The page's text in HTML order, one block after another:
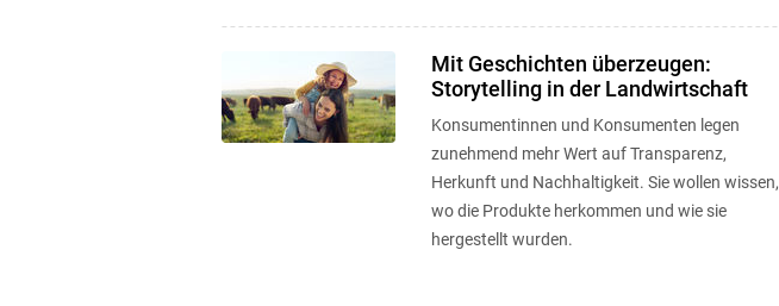
Mit Geschichten überzeugen:
Storytelling in der Landwirtschaft
Konsumentinnen und Konsumenten legen
zunehmend mehr Wert auf Transparenz,
Herkunft und Nachhaltigkeit. Sie wollen wissen,
wo die Produkte herkommen und wie sie
hergestellt wurden.